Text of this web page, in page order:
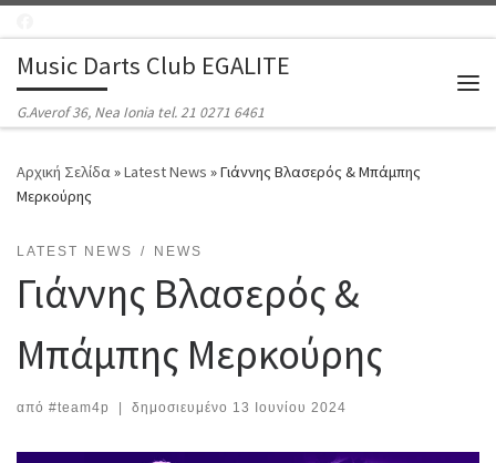
Music Darts Club EGALITE
G.Averof 36, Nea Ionia tel. 21 0271 6461
Αρχική Σελίδα»Latest News »Γιάννης Βλασερός & Μπάμπης
Μερκούρης
LATEST NEWS NEWS
Γιάννης Βλασερός &
Μπάμπης Μερκούρης
από #team4p δημοσιευμένο 13 Ιουνίου 2024